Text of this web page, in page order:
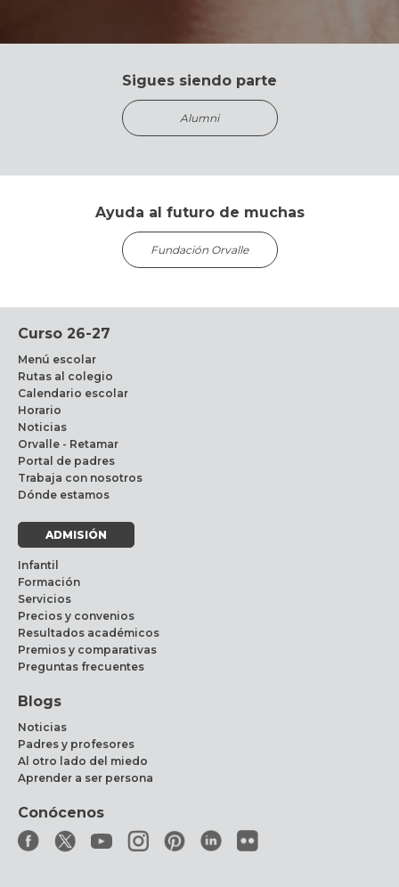
Sigues siendo parte
Alumni
Ayuda al futuro de muchas
Fundación Orvalle
Curso 26-27
Menú escolar
Rutas al colegio
Calendario escolar
Horario
Noticias
Orvalle - Retamar
Portal de padres
Trabaja con nosotros
Dónde estamos
ADMISIÓN
Infantil
Formación
Servicios
Precios y convenios
Resultados académicos
Premios y comparativas
Preguntas frecuentes
Blogs
Noticias
Padres y profesores
Al otro lado del miedo
Aprender a ser persona
Conócenos